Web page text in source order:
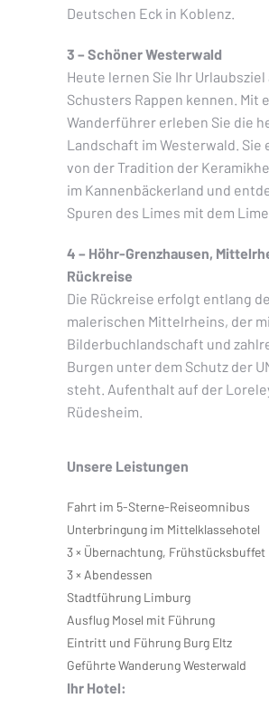
Deutschen Eck in Koblenz.
3 – Schöner Westerwald
Heute lernen Sie Ihr Urlaubsziel
Schusters Rappen kennen. Mit
Wanderführer erleben Sie die
Landschaft im Westerwald. Sie
von der Tradition der
im Kannenbäckerland und
Spuren des Limes mit dem
4 – Höhr-Grenzhausen,
Rückreise
Die Rückreise erfolgt entlang
malerischen Mittelrheins, der
Bilderbuchlandschaft und
Burgen unter dem Schutz der
steht. Aufenthalt auf der
Rüdesheim.
Unsere Leistungen
Fahrt im 5-Sterne-Reiseomnibus
Unterbringung im Mittelklassehotel
3 × Übernachtung, Frühstücksbuffet
3 × Abendessen
Stadtführung Limburg
Ausflug Mosel mit Führung
Eintritt und Führung Burg Eltz
Geführte Wanderung Westerwald
Ihr Hotel: